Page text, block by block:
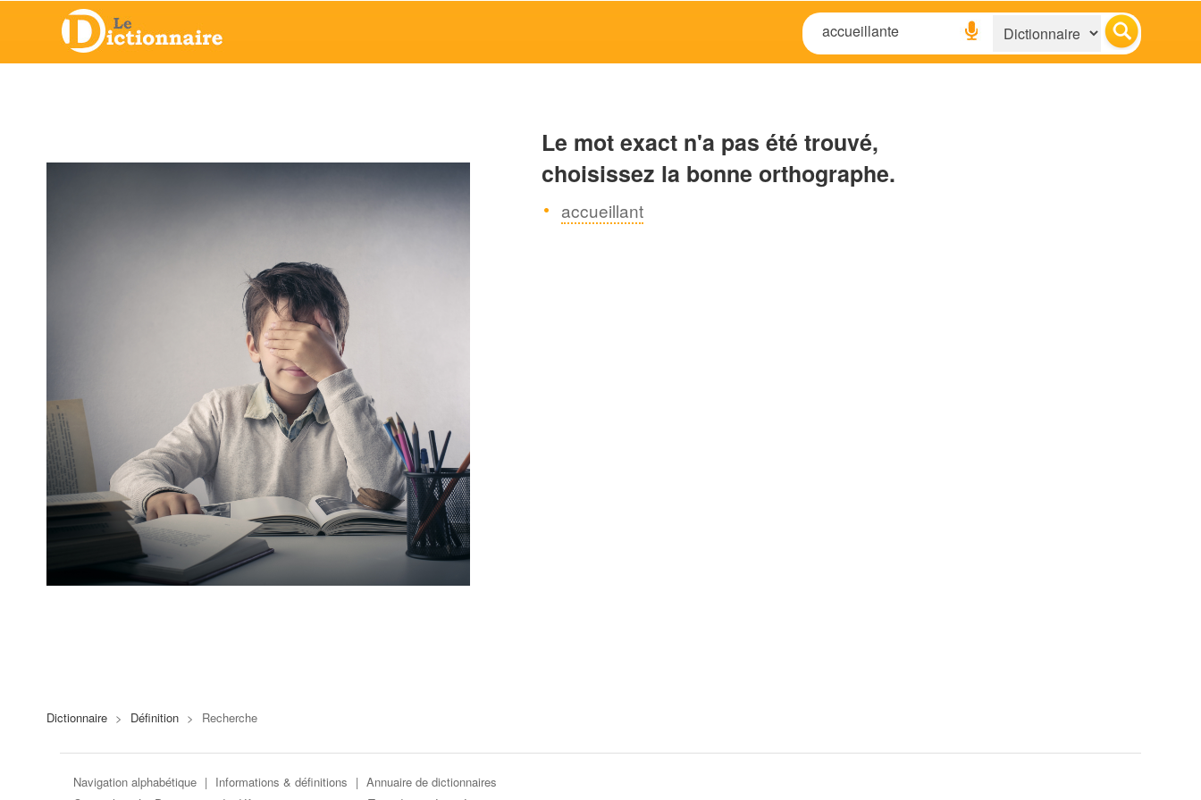
Le mot exact n'a pas été trouvé,
choisissez la bonne orthographe.
accueillant
Dictionnaire > Définition > Recherche
Navigation alphabétique | Informations & définitions | Annuaire de dictionnaires